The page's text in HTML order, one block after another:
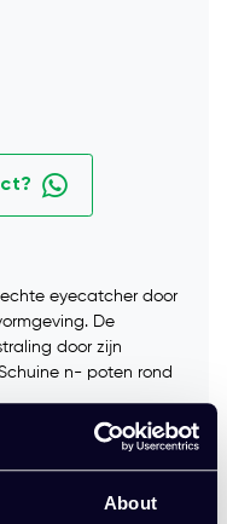
About
eyecatcher door
De
door zijn
n- poten rond